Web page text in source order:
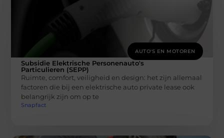
AUTO'S EN MOTOREN
Subsidie Elektrische Personenauto's
Particulieren (SEPP)
Ruimte, comfort, veiligheid en design: het zijn allemaal
factoren die bij een elektrische auto private lease ook
belangrijk zijn om op te
Snapfact